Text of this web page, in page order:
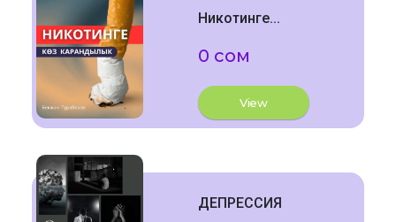
Никотинге...
0 сом
View
ДЕПРЕССИЯ